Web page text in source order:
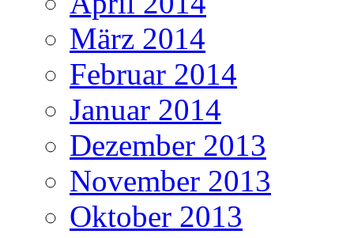
März 2014
Februar 2014
Januar 2014
Dezember 2013
November 2013
Oktober 2013